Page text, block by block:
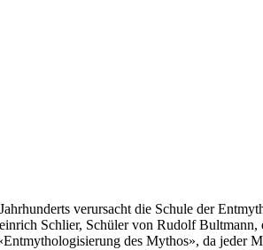
verursacht die Schule der
Schlier, Schüler von Rudolf Bultmann,
des Mythos», da jeder